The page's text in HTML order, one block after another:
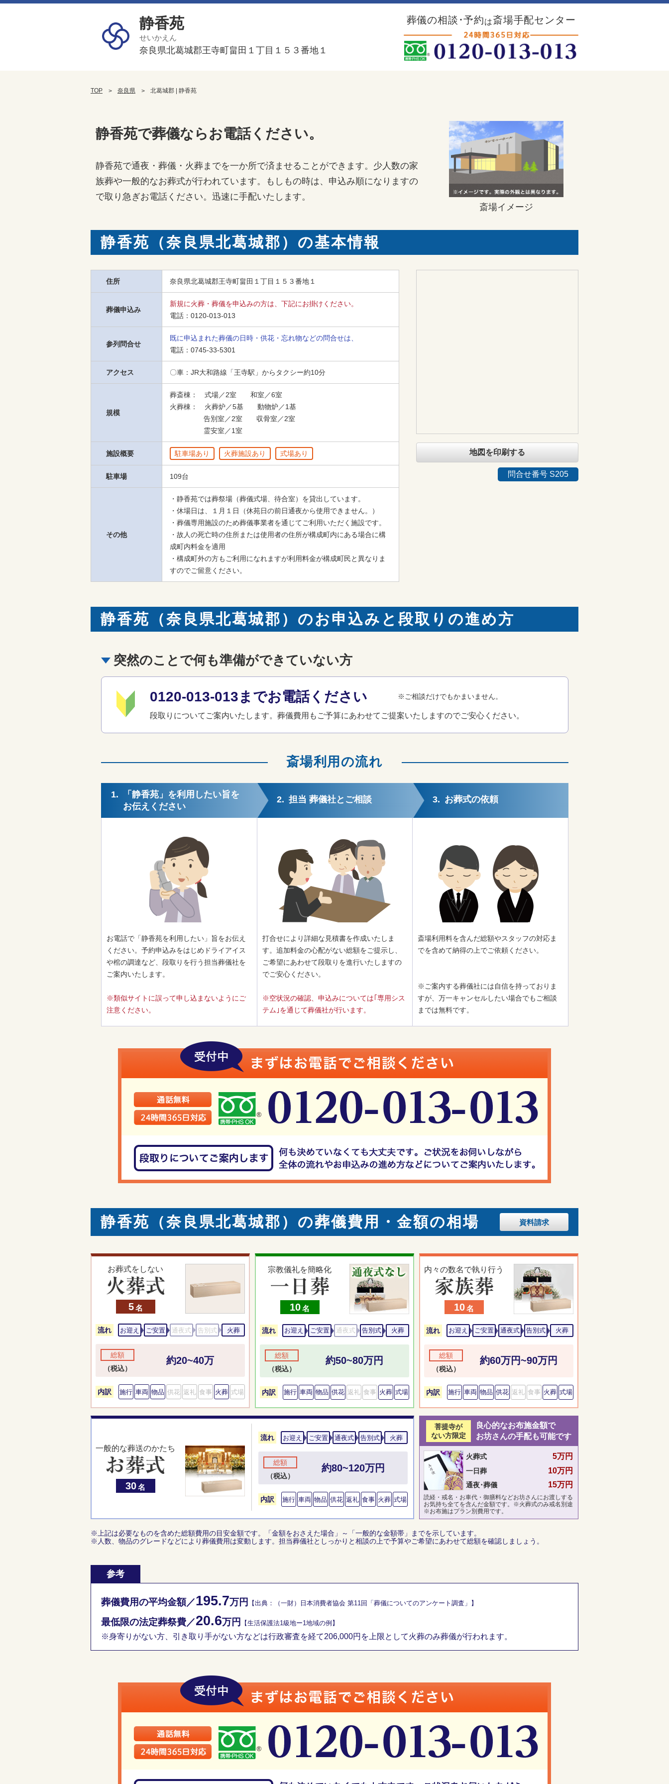
静香苑
せいかえん
奈良県北葛城郡王寺町畠田１丁目１５３番地１
葬儀の相談･予約は斎場手配センター
TOP 奈良県 北葛城郡 | 静香苑
静香苑で葬儀ならお電話ください。
静香苑で通夜・葬儀・火葬までを一か所で済ませることができます。少人数の家
族葬や一般的なお葬式が行われています。もしもの時は、申込み順になりますの
で取り急ぎお電話ください。迅速に手配いたします。
斎場イメージ
静香苑（奈良県北葛城郡）の基本情報
住所 奈良県北葛城郡王寺町畠田１丁目１５３番地１
葬儀申込み
新規に火葬・葬儀を申込みの方は、下記にお掛けください。
電話： 0120-013-013
参列問合せ
既に申込まれた葬儀の日時・供花・忘れ物などの問合せは、
電話： 0745-33-5301
アクセス 〇車：JR大和路線「王寺駅」からタクシー約10分
規模
葬斎棟：　式場／2室　　和室／6室
火葬棟：　火葬炉／5基　　動物炉／1基
告別室／2室　　収骨室／2室
霊安室／1室
施設概要 駐車場あり 火葬施設あり 式場あり
駐車場 109台
その他
・静香苑では葬祭場（葬儀式場、待合室）を貸出しています。
・休場日は、１月１日（休苑日の前日通夜から使用できません。）
・葬儀専用施設のため葬儀事業者を通じてご利用いただく施設です。
・故人の死亡時の住所または使用者の住所が構成町内にある場合に構
成町内料金を適用
・構成町外の方もご利用になれますが利用料金が構成町民と異なりま
すのでご留意ください。
地図を印刷する
問合せ番号 S205
静香苑（奈良県北葛城郡）のお申込みと段取りの進め方
突然のことで何も準備ができていない方
0120-013-013までお電話ください
段取りについてご案内いたします。葬儀費用もご予算にあわせてご提案いたしますのでご安心ください。
※ご相談だけでもかまいません。
斎場利用の流れ
1.
「静香苑」を利用したい旨を
お伝えください
お電話で「静香苑を利用したい」旨をお伝え
ください。予約申込みをはじめドライアイス
や棺の調達など、段取りを行う担当葬儀社を
ご案内いたします。
※類似サイトに誤って申し込まないようにご
注意ください。
2. 担当 葬儀社とご相談
打合せにより詳細な見積書を作成いたしま
す。追加料金の心配がない総額をご提示し、
ご希望にあわせて段取りを進行いたしますの
でご安心ください。
※空状況の確認、申込みについては｢専用シス
テム｣を通じて葬儀社が行います。
3. お葬式の依頼
斎場利用料を含んだ総額やスタッフの対応ま
でを含めて納得の上でご依頼ください。
※ご案内する葬儀社には自信を持っておりま
すが、万一キャンセルしたい場合でもご相談
までは無料です。
静香苑（奈良県北葛城郡）の葬儀費用・金額の相場 資料請求
お葬式をしない
5 名
流れ お迎え ご安置 通夜式 告別式 火葬
総額
（税込）
約20~40万
内訳 施行 車両 物品 供花 返礼 食事 火葬 式場
宗教儀礼を簡略化
10名
流れ お迎え ご安置 通夜式 告別式 火葬
総額
（税込）
約50~80万円
内訳 施行 車両 物品 供花 返礼 食事 火葬 式場
内々の数名で執り行う
10名
流れ お迎え ご安置 通夜式 告別式 火葬
総額
（税込）
約60万円~90万円
内訳 施行 車両 物品 供花 返礼 食事 火葬 式場
一般的な葬送のかたち
30名
流れ お迎え ご安置 通夜式 告別式 火葬
総額
（税込）
約80~120万円
内訳 施行 車両 物品 供花 返礼 食事 火葬 式場
菩提寺が
ない方限定
良心的なお布施金額で
お坊さんの手配も可能です
火葬式 5万円
一日葬 10万円
通夜･葬儀 15万円
読経・戒名・お車代・御膳料などお坊さんにお渡しする
お気持ち全てを含んだ金額です。※火葬式のみ戒名別途
※お布施はプラン別費用です。
※上記は必要なものを含めた総額費用の目安金額です。「金額をおさえた場合」～「一般的な金額帯」までを示しています。
※人数、物品のグレードなどにより葬儀費用は変動します。担当葬儀社としっかりと相談の上で予算やご希望にあわせて総額を確認しましょう。
参考
葬儀費用の平均金額／195.7万円 【出典：（一財）日本消費者協会 第11回「葬儀についてのアンケート調査」】
最低限の法定葬祭費／20.6万円 【生活保護法1級地ー1地域の例】
※身寄りがない方、引き取り手がない方などは行政審査を経て206,000円を上限として火葬のみ葬儀が行われます。